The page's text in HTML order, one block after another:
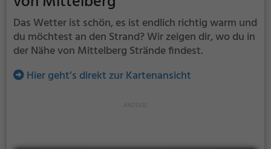
Das Wetter ist schön, es ist endlich richtig warm und
du möchtest an den Strand? Wir zeigen dir, wo du in
der Nähe von Mittelberg Strände findest.
Hier geht’s direkt zur Kartenansicht